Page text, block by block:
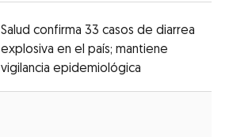
Salud confirma 33 casos de diarrea
explosiva en el país; mantiene
vigilancia epidemiológica